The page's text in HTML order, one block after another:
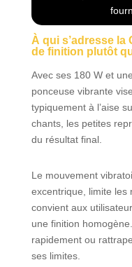
Livré avec
gabarit de
microfiltre,
plateaux
BOXX
À qui s’adresse la
de finition plutôt
Avec ses 180 W et
ponceuse vibrante
typiquement à l’aise
chants, les petites
du résultat final.
Le mouvement
excentrique, limite les
convient aux
une finition
rapidement ou
ses limites.